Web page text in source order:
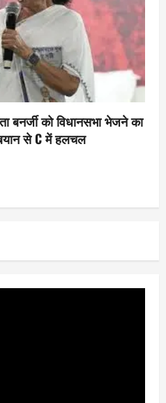
बनर्जी को विधानसभा भेजने का
से C में हलचल